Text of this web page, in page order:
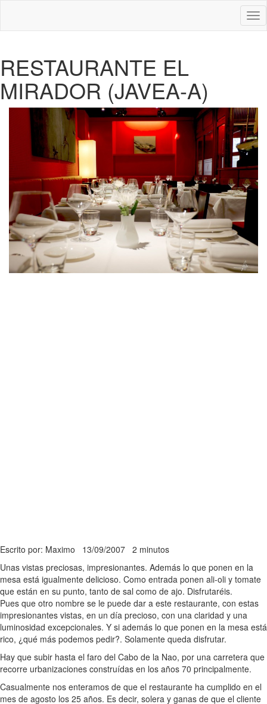
RESTAURANTE EL
MIRADOR (JAVEA-A)
Escrito por: Maximo 13/09/2007 2 minutos
Unas vistas preciosas, impresionantes. Además lo que ponen en la
mesa está igualmente delicioso. Como entrada ponen ali-oli y tomate
que están en su punto, tanto de sal como de ajo. Disfrutaréis.
Pues que otro nombre se le puede dar a este restaurante, con estas
impresionantes vistas, en un día precioso, con una claridad y una
luminosidad excepcionales. Y si además lo que ponen en la mesa está
rico, ¿qué más podemos pedir?. Solamente queda disfrutar.
Hay que subir hasta el faro del Cabo de la Nao, por una carretera que
recorre urbanizaciones construídas en los años 70 principalmente.
Casualmente nos enteramos de que el restaurante ha cumplido en el
mes de agosto los 25 años. Es decir, solera y ganas de que el cliente